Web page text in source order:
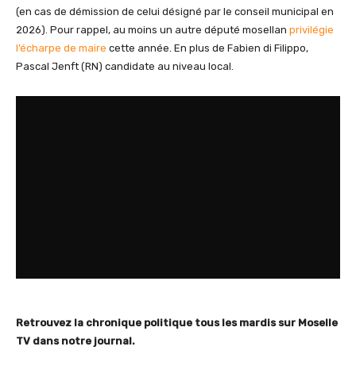
(en cas de démission de celui désigné par le conseil municipal en
2026). Pour rappel, au moins un autre député mosellan privilégie
l’écharpe de maire cette année. En plus de Fabien di Filippo,
Pascal Jenft (RN) candidate au niveau local.
Retrouvez la chronique politique tous les mardis sur Moselle
TV dans notre journal.